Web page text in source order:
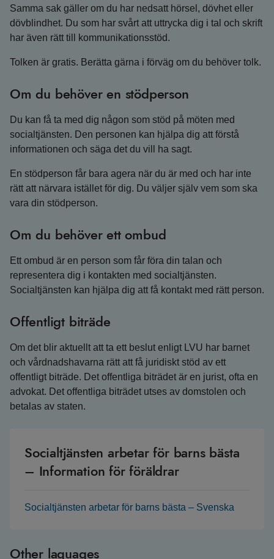
Samma sak gäller om du har nedsatt hörsel, dövhet eller
dövblindhet. Du som har svårt att uttrycka dig i tal och skrift
har även rätt till kommunikationsstöd.
Tolken är gratis. Berätta gärna i förväg om du behöver tolk.
Om du behöver en stödperson
Du kan få ta med dig någon som stöd på möten med
socialtjänsten. Den personen kan hjälpa dig att förstå
informationen och säga det du vill ha sagt.
En stödperson får bara agera när du är med och har inte
rätt att närvara istället för dig. Du väljer själv vem som ska
vara din stödperson.
Om du behöver ett ombud
Ett ombud är en person som får föra din talan och
representera dig i kontakten med socialtjänsten.
Socialtjänsten kan hjälpa dig att få kontakt med rätt person.
Offentligt biträde
Om det blir aktuellt att ta ett beslut enligt LVU har barnet
och vårdnadshavarna rätt att få juridiskt stöd av ett
offentligt biträde. Det offentliga biträdet är en jurist, ofta en
advokat. Det offentliga biträdet utses av domstolen och
betalas av staten.
Socialtjänsten arbetar för barns bästa
– Information för föräldrar
Socialtjänsten arbetar för barns bästa – Svenska
Other laguages